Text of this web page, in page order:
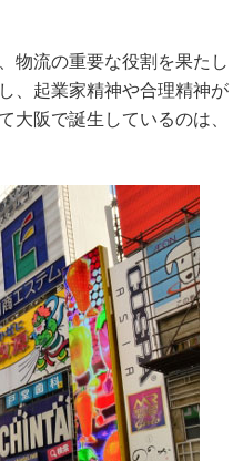
物流の重要な役割を果たし
、起業家精神や合理精神が
大阪で誕生しているのは、